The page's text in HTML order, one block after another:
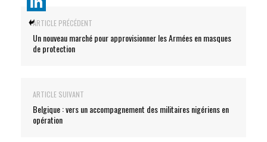
ARTICLE PRÉCÉDENT
Un nouveau marché pour approvisionner les Armées en masques
de protection
ARTICLE SUIVANT
Belgique : vers un accompagnement des militaires nigériens en
opération